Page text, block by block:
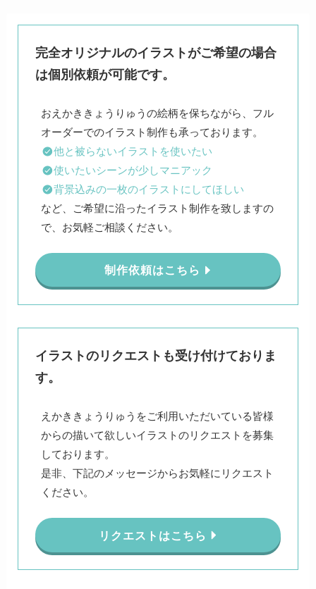
完全オリジナルのイラストがご希望の場合
は個別依頼が可能です。
おえかききょうりゅうの絵柄を保ちながら、フル
他と被らないイラストを使いたい
使いたいシーンが少しマニアック
背景込みの一枚のイラストにしてほしい
など、ご希望に沿ったイラスト制作を致しますの
で、お気軽ご相談ください。
制作依頼はこちら
イラストのリクエストも受け付けておりま
す。
えかききょうりゅうをご利用いただいている皆様
からの描いて欲しいイラストのリクエストを募集
しております。
是非、下記のメッセージからお気軽にリクエスト
ください。
リクエストはこちら